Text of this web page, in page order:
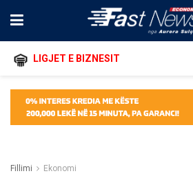
LIGJET E BIZNESIT
Fillimi Ekonomi